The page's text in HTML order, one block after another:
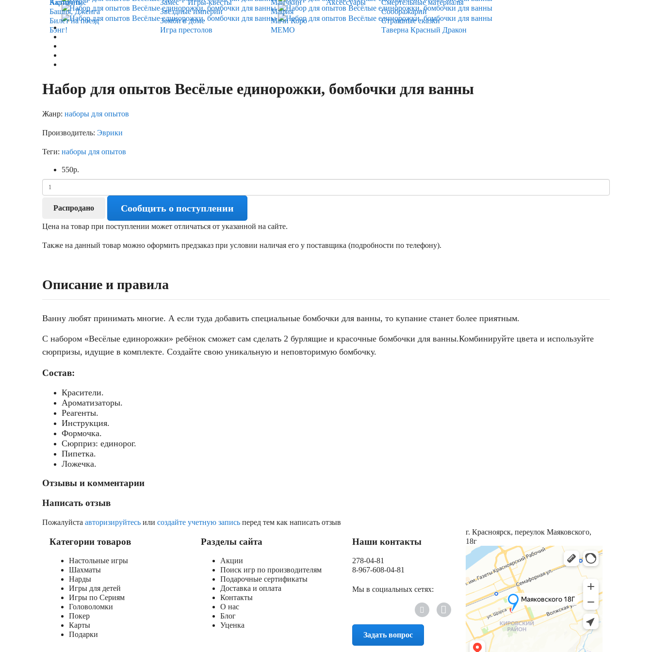
Карточные
Игры-квесты
Аксессуары
Активити
Башня, Дженга
Билет на поезд
Бэнг!
Замес
Звёздные империи
Зомби в доме
Игра престолов
Манчкин
Мафия
Мачи Коро
МЕМО
Смертельные материалы
Соображарий
Страшные сказки
Таверна Красный Дракон
Набор для опытов Весёлые единорожки, бомбочки для ванны
Жанр: наборы для опытов
Производитель: Эврики
Теги: наборы для опытов
550р.
Распродано Сообщить о поступлении
Цена на товар при поступлении может отличаться от указанной на сайте.
Также на данный товар можно оформить предзаказ при условии наличая его у поставщика (подробности по телефону).
Описание и правила
Ванну любят принимать многие. А если туда добавить специальные бомбочки для ванны, то купание станет более приятным.
С набором «Весёлые единорожки» ребёнок сможет сам сделать 2 бурлящие и красочные бомбочки для ванны.Комбинируйте цвета и используйте
сюрпризы, идущие в комплекте. Создайте свою уникальную и неповторимую бомбочку.
Состав:
Красители.
Ароматизаторы.
Реагенты.
Инструкция.
Формочка.
Сюрприз: единорог.
Пипетка.
Ложечка.
Отзывы и комментарии
Написать отзыв
Пожалуйста авторизируйтесь или создайте учетную запись перед тем как написать отзыв
Категории товаров
Настольные игры
Шахматы
Нарды
Игры для детей
Игры по Сериям
Головоломки
Покер
Карты
Подарки
Разделы сайта
Акции
Поиск игр по производителям
Подарочные сертификаты
Доставка и оплата
Контакты
О нас
Блог
Уценка
Наши контакты
278-04-81
8-967-608-04-81
Мы в социальных сетях:
Задать вопрос
г. Красноярск, переулок Маяковского,
18г